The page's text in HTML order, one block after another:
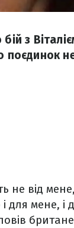
з
поєдинок
від мене,
для мене, і